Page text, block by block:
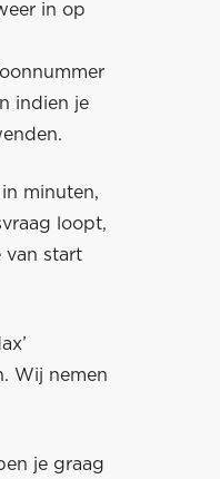
in op
indien je
minuten,
loopt,
van start
Wij nemen
je graag